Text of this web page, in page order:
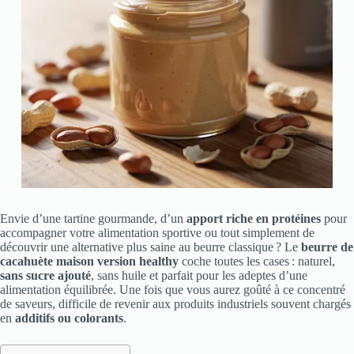
Envie d’une tartine gourmande, d’un apport riche en protéines pour
accompagner votre alimentation sportive ou tout simplement de
découvrir une alternative plus saine au beurre classique ? Le beurre de
cacahuète maison version healthy coche toutes les cases : naturel,
sans sucre ajouté, sans huile et parfait pour les adeptes d’une
alimentation équilibrée. Une fois que vous aurez goûté à ce concentré
de saveurs, difficile de revenir aux produits industriels souvent chargés
en additifs ou colorants.